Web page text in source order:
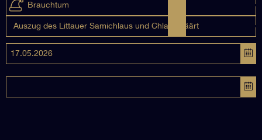
Brauchtum
Auszug des Littauer Samichlaus und Chlausmäärt